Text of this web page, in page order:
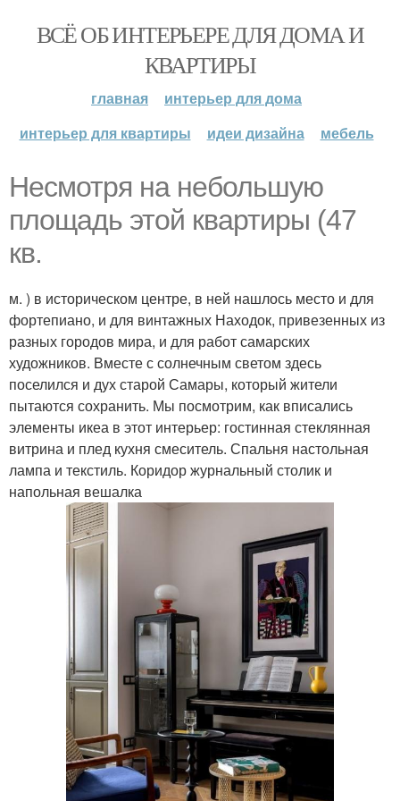
ВСЁ ОБ ИНТЕРЬЕРЕ ДЛЯ ДОМА И
КВАРТИРЫ
главная
интерьер для дома
интерьер для квартиры
идеи дизайна мебель
Несмотря на небольшую
площадь этой квартиры (47
кв.
м. ) в историческом центре, в ней нашлось место и для
фортепиано, и для винтажных Находок, привезенных из
разных городов мира, и для работ самарских
художников. Вместе с солнечным светом здесь
поселился и дух старой Самары, который жители
пытаются сохранить. Мы посмотрим, как вписались
элементы икеа в этот интерьер: гостинная стеклянная
витрина и плед кухня смеситель. Спальня настольная
лампа и текстиль. Коридор журнальный столик и
напольная вешалка